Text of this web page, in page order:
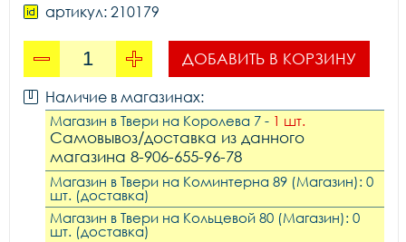
артикул: 210179
ДОБАВИТЬ В КОРЗИНУ
Наличие в магазинах:
Магазин в Твери на Королева 7 - 1 шт.
Самовывоз/доставка из данного
магазина 8-906-655-96-78
Магазин в Твери на Коминтерна 89 (Магазин): 0
шт. (доставка)
Магазин в Твери на Кольцевой 80 (Магазин): 0
шт. (доставка)